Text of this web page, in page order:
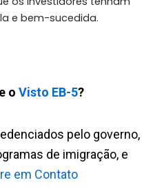
e bem-sucedida.
o Visto EB-5?
pelo governo,
de imigração, e
em Contato